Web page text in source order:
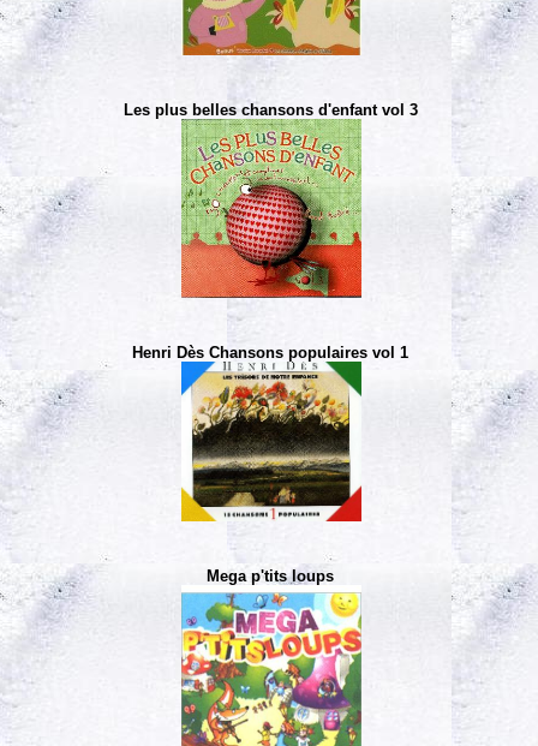
Les plus belles chansons d'enfant vol 3
Henri Dès Chansons populaires vol 1
Mega p'tits loups